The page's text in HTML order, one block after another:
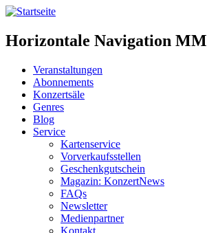
Horizontale Navigation MM
Veranstaltungen
Abonnements
Konzertsäle
Genres
Blog
Service
Kartenservice
Vorverkaufsstellen
Geschenkgutschein
Magazin: KonzertNews
FAQs
Newsletter
Medienpartner
Kontakt